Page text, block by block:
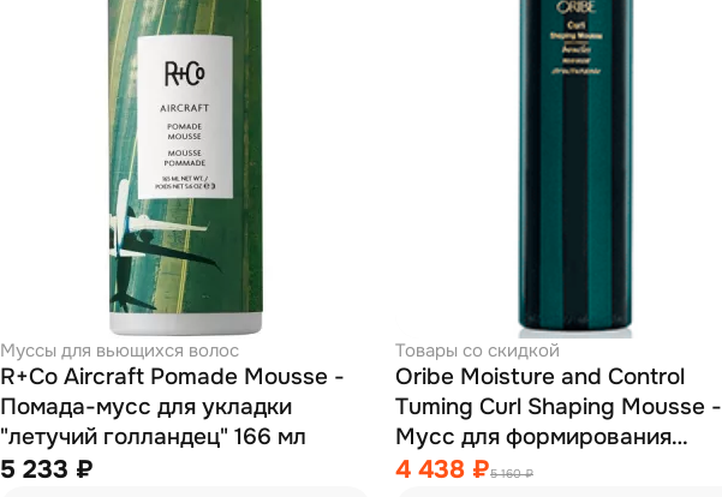
Муссы для вьющихся волос
R+Co Aircraft Pomade Mousse -
Помада-мусс для укладки
"летучий голландец" 166 мл
5 233 ₽
Товары со скидкой
Oribe Moisture and Control
Tuming Curl Shaping Mousse -
Мусс для формирования
локонов 175 мл
4 438 ₽5 160 ₽